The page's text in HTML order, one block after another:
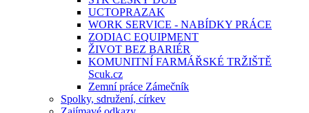
UCTOPRAZAK
WORK SERVICE - NABÍDKY PRÁCE
ZODIAC EQUIPMENT
ŽIVOT BEZ BARIÉR
KOMUNITNÍ FARMÁŘSKÉ TRŽIŠTĚ
Scuk.cz
Zemní práce Zámečník
Spolky, sdružení, církev